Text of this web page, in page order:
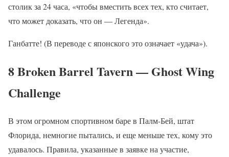
столик за 24 часа, «чтобы вместить всех тех, кто считает,
что может доказать, что он — Легенда».
Ганбатте! (В переводе с японского это означает «удача»).
8 Broken Barrel Tavern — Ghost Wing
Challenge
В этом огромном спортивном баре в Палм-Бей, штат
Флорида, немногие пытались, и еще меньше тех, кому это
удавалось. Правила, указанные в заявке на участие,